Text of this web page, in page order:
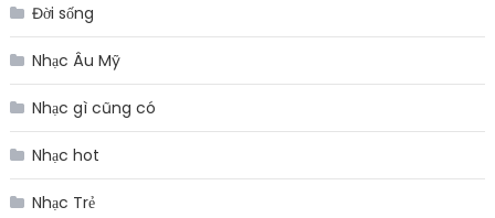
Đời sống
Nhạc Âu Mỹ
Nhạc gì cũng có
Nhạc hot
Nhạc Trẻ